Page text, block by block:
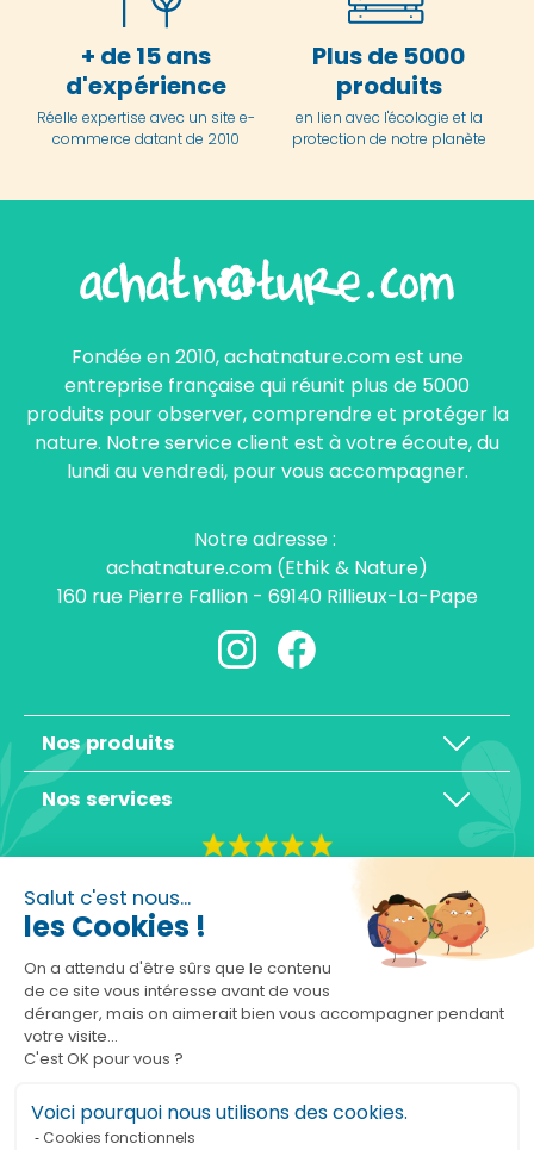
Salut c'est nous...
les Cookies !
On a attendu d'être sûrs que le contenu
de ce site vous intéresse avant de vous
déranger, mais on aimerait bien vous accompagner pendant
votre visite...
C'est OK pour vous ?
Voici pourquoi nous utilisons des cookies.
Cookies fonctionnels
+ de 15 ans
d'expérience
Réelle expertise avec un site e-
commerce datant de 2010
Plus de 5000
produits
en lien avec l'écologie et la
protection de notre planète
Fondée en 2010, achatnature.com est une
entreprise française qui réunit plus de 5000
produits pour observer, comprendre et protéger la
nature. Notre service client est à votre écoute, du
lundi au vendredi, pour vous accompagner.
Notre adresse :
achatnature.com (Ethik & Nature)
160 rue Pierre Fallion - 69140 Rillieux-La-Pape
Nos produits
Nos services